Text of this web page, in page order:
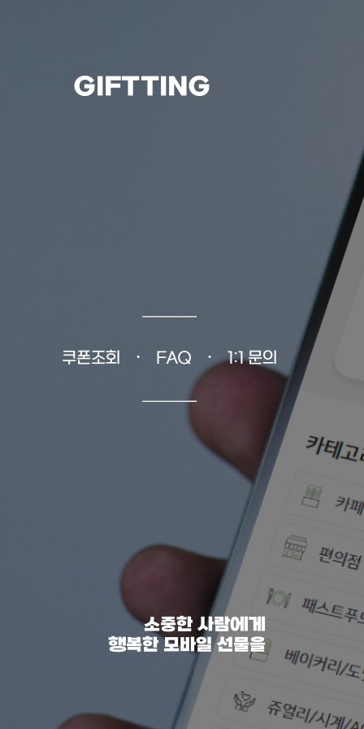
GIFTTING
쿠폰조회 • FAQ • 1:1 문의
소중한 사람에게
행복한 모바일 선물을